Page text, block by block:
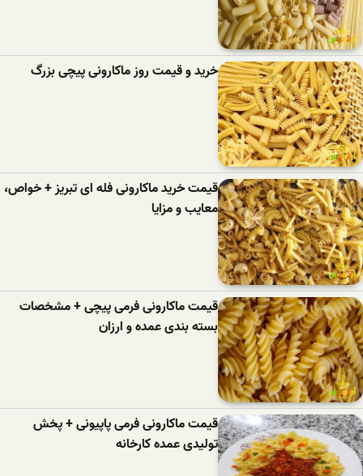
خرید و قیمت روز ماکارونی پیچی بزرگ
قیمت خرید ماکارونی فله ای تبریز + خواص،
معایب و مزایا
قیمت ماکارونی فرمی پیچی + مشخصات
بسته بندی عمده و ارزان
قیمت ماکارونی فرمی پاپیونی + پخش
تولیدی عمده کارخانه